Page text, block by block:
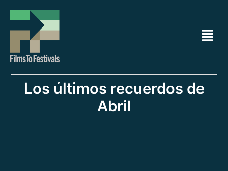
contenido
Menú
Los últimos recuerdos de
Abril
de
entradas